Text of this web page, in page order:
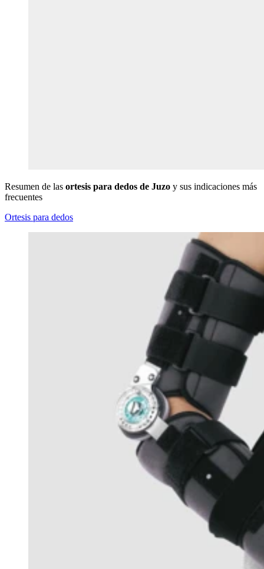
Resumen de las ortesis para dedos de Juzo y sus indicaciones más
frecuentes
Ortesis para dedos